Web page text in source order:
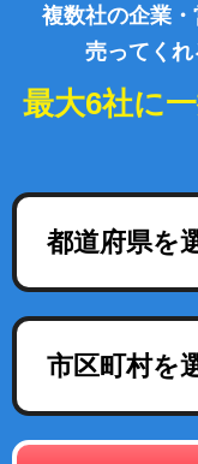
複数社の企業
売ってくれ
最大6社に
都道府県を
市区町村を